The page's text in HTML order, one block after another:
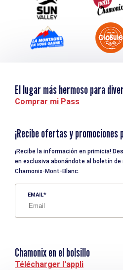
El lugar más hermoso para
Comprar mi Pass
¡Recibe ofertas y promociones
¡Recibe la información en primicia!
en exclusiva abonándote al boletín
Chamonix-Mont-Blanc.
EMAIL
Chamonix en el bolsillo
Télécharger l'appli